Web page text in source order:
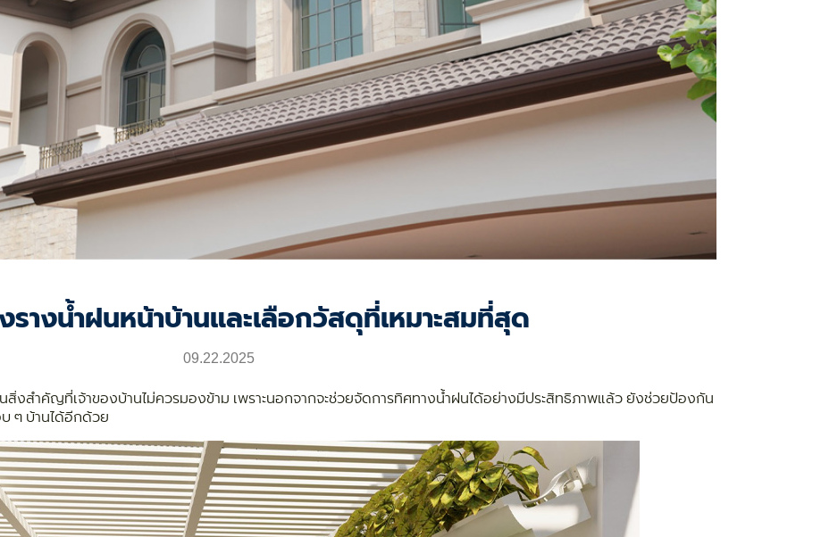
างน้ำฝนหน้าบ้านและเลือกวัสดุที่เหมาะสมที่สุด
09.22.2025
งสำคัญที่เจ้าของบ้านไม่ควรมองข้าม เพราะนอกจากจะช่วยจัดการทิศทางน้ำฝนได้อย่างมีประสิทธิภาพแล้ว ยังช่วยป้องกัน
ๆ บ้านได้อีกด้วย